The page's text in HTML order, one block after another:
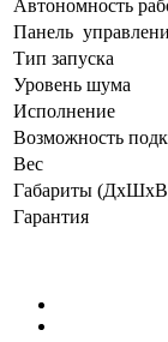
Автономность
Панель
Тип запуска
Уровень шума
Исполнение
Возможность
Вес
Габариты
Гарантия